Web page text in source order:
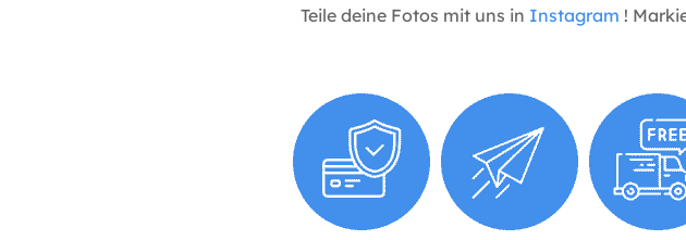
Teile deine Fotos mit uns in Instagram !